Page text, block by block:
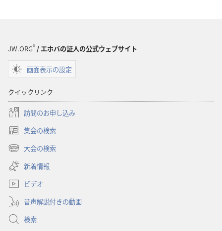
JW.ORG®/ エホバの証人の公式ウェブサイト
画面表示の設定
クイックリンク
訪問のお申し込み
集会の検索
（新
し
タ
で
開
く）
大会の検索
（新
し
い
タ
ブ
で
開
く）
新着情報
ビデオ
音声解説付きの動画
検索